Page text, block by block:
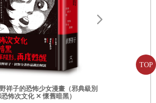
TOP
生。想拿老婆婆煮湯的確很惡毒，但是如
寫的，只是逃走時順帶抓傷老婆婆，或許
拼命求生，基於所謂的正當防衛胡亂掙
弄傷老婆婆，應該不是甚麼滔天大罪。我
相像老爸挺難看的，腦子不幸也像老爸一
口說出意外的感想：
祥子的恐怖少女漫畫（邪典級別
怖次文化 ✕ 懷舊暗黑）
日本暢銷14
主演電影《